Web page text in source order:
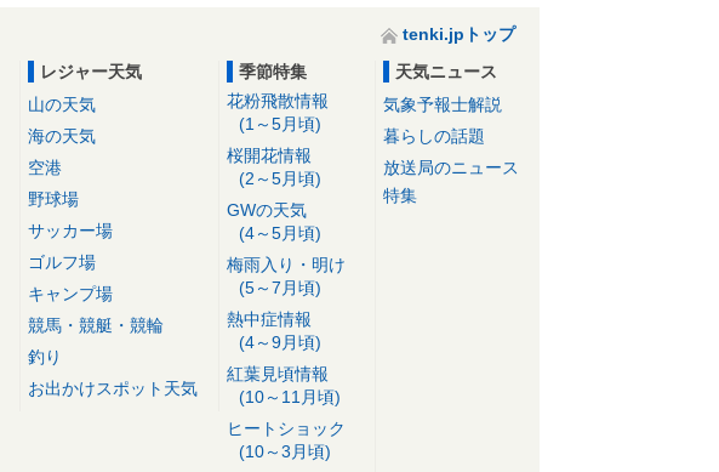
tenki.jpトップ
レジャー天気
山の天気
海の天気
空港
野球場
サッカー場
ゴルフ場
キャンプ場
競馬・競艇・競輪
釣り
お出かけスポット天気
季節特集
花粉飛散情報
(1～5月頃)
桜開花情報
(2～5月頃)
GWの天気
(4～5月頃)
梅雨入り・明け
(5～7月頃)
熱中症情報
(4～9月頃)
紅葉見頃情報
(10～11月頃)
ヒートショック
(10～3月頃)
天気ニュース
気象予報士解説
暮らしの話題
放送局のニュース
特集